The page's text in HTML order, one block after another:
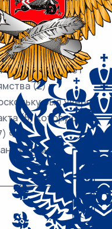
укажите все
должны
(1) что не может
(2) и
был уверен
(5) которую
что